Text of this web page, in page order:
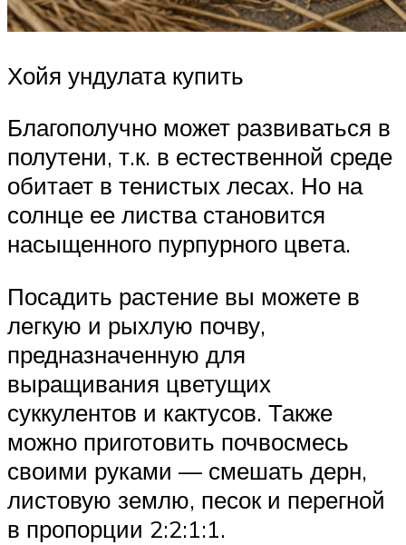
Хойя ундулата купить
Благополучно может развиваться в
полутени, т.к. в естественной среде
обитает в тенистых лесах. Но на
солнце ее листва становится
насыщенного пурпурного цвета.
Посадить растение вы можете в
легкую и рыхлую почву,
предназначенную для
выращивания цветущих
суккулентов и кактусов. Также
можно приготовить почвосмесь
своими руками — смешать дерн,
листовую землю, песок и перегной
в пропорции 2:2:1:1.